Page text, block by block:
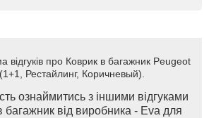
про Коврик в багажник Peugeot
Рестайлинг, Коричневый).
ознаймитись з іншими відгуками
багажник від виробника - Eva для